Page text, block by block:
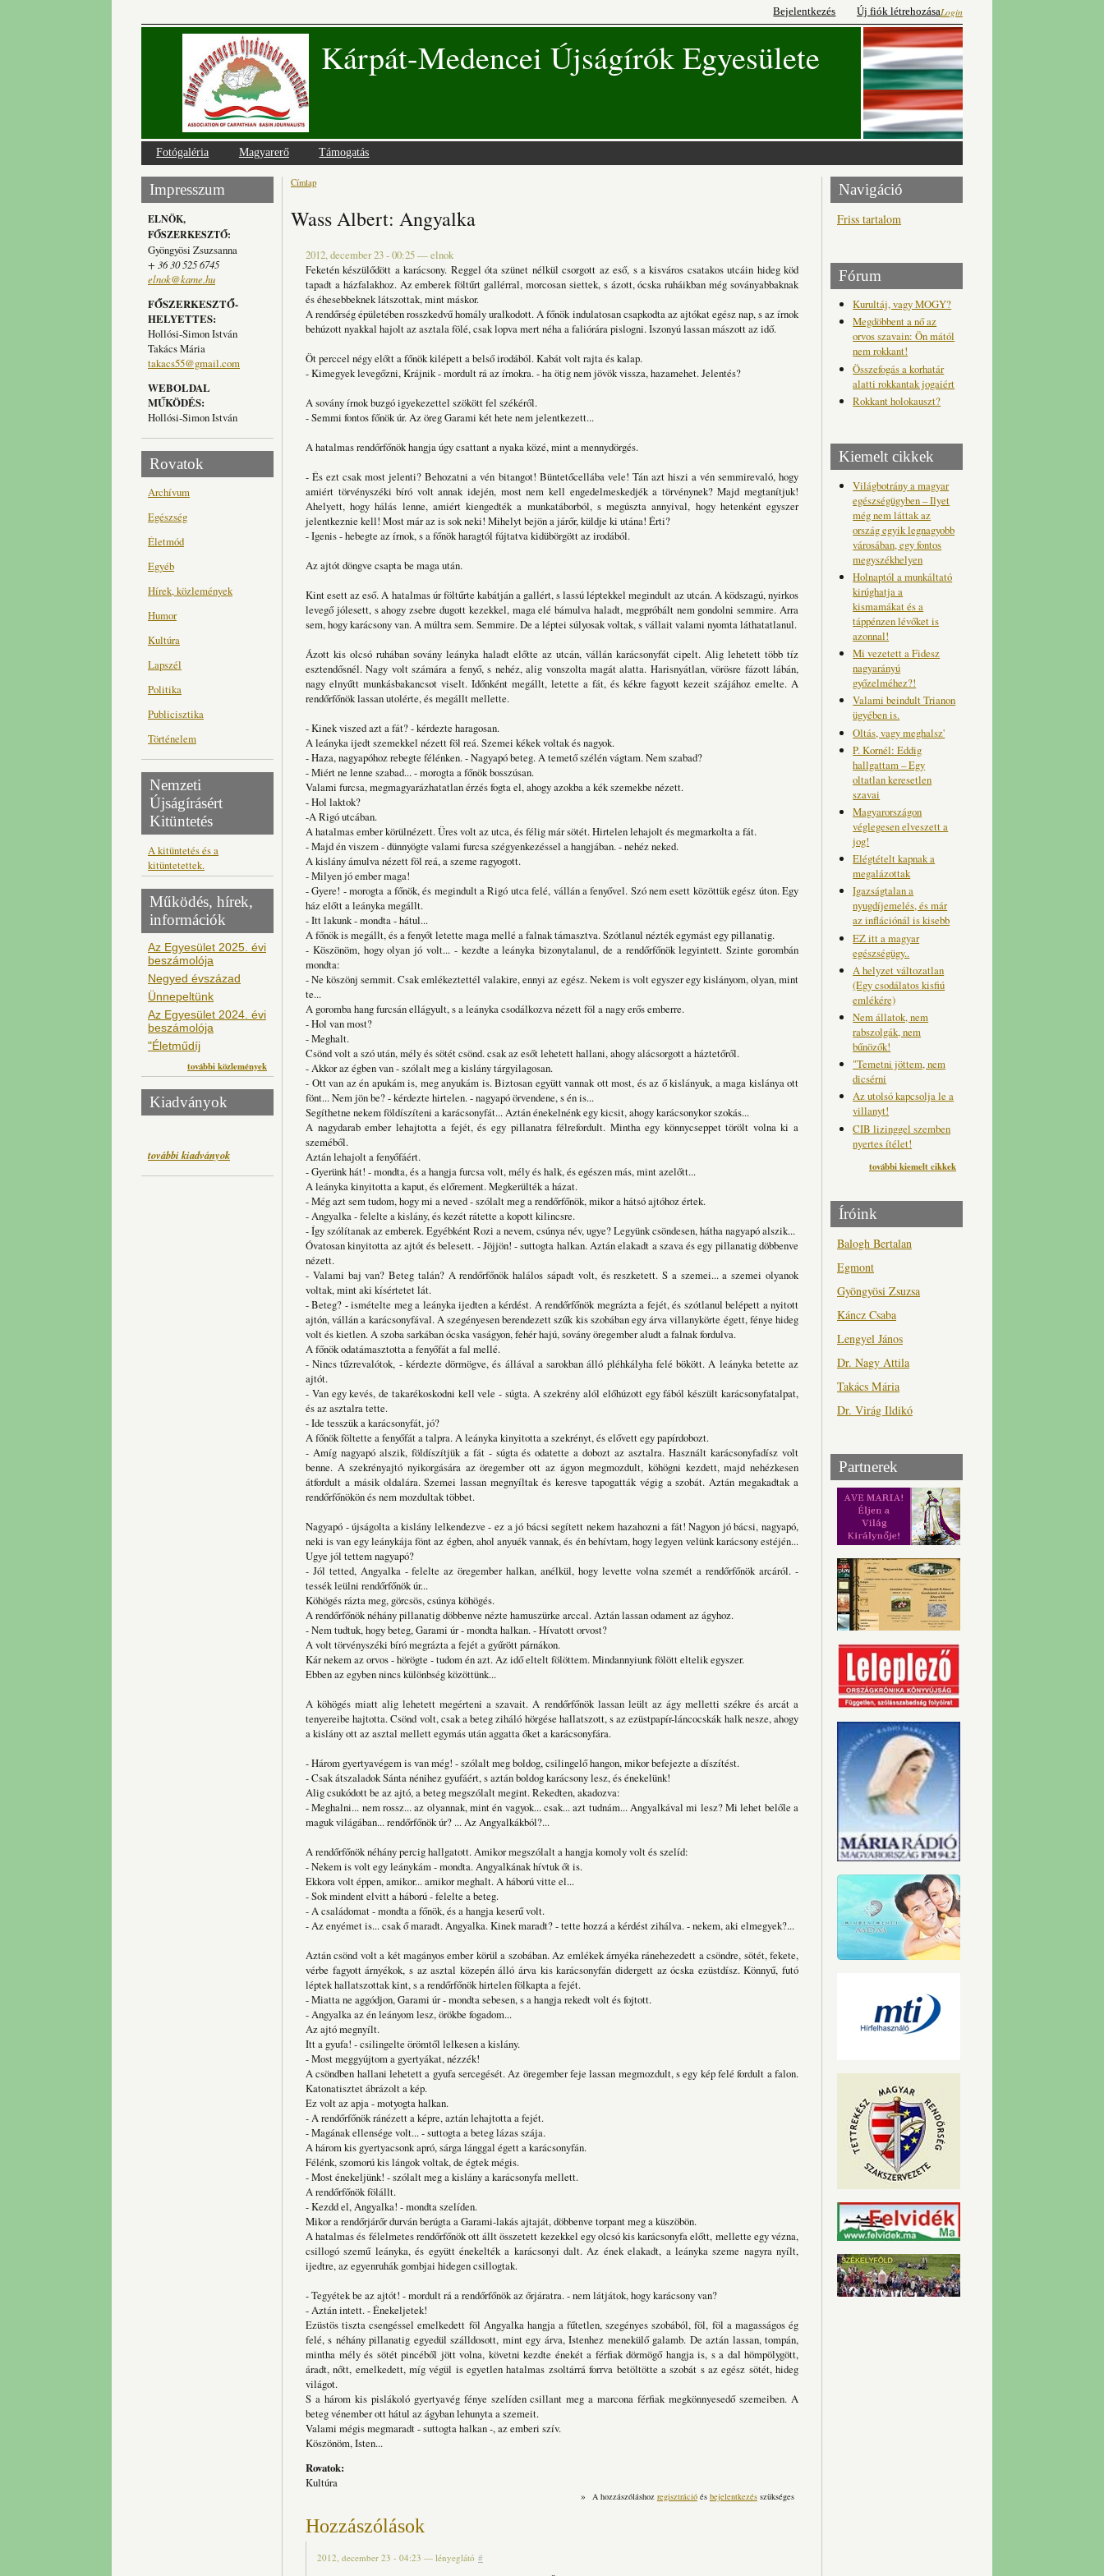
Login
Bejelentkezés Új fiók létrehozása
Kárpát-Medencei Újságírók Egyesülete
Fotógaléria Magyarerő Támogatás
Impresszum
ELNÖK,
FŐSZERKESZTŐ:
Gyöngyösi Zsuzsanna
+ 36 30 525 6745
elnok@kame.hu
FŐSZERKESZTŐ-
HELYETTES:
Hollósi-Simon István
Takács Mária
takacs55@gmail.com
WEBOLDAL
MŰKÖDÉS:
Hollósi-Simon István
Rovatok
Archívum
Egészség
Életmód
Egyéb
Hírek, közlemények
Humor
Kultúra
Lapszél
Politika
Publicisztika
Történelem
Nemzeti
Újságírásért
Kitüntetés
A kitüntetés és a
kitüntetettek.
Működés, hírek,
információk
Az Egyesület 2025. évi
beszámolója
Negyed évszázad
Ünnepeltünk
Az Egyesület 2024. évi
beszámolója
"Életműdíj
további közlemények
Kiadványok
további kiadványok
Jelenlegi hely
Címlap
Wass Albert: Angyalka
2012, december 23 - 00:25—elnok
Feketén készülődött a karácsony. Reggel óta szünet nélkül csorgott az eső, s a kisváros csatakos utcáin hideg köd
tapadt a házfalakhoz. Az emberek föltűrt gallérral, morcosan siettek, s ázott, ócska ruháikban még soványabbaknak
és éhesebbeknek látszottak, mint máskor.
A rendőrség épületében rosszkedvű homály uralkodott. A főnök indulatosan csapkodta az ajtókat egész nap, s az írnok
behúzott nyakkal hajolt az asztala fölé, csak lopva mert néha a faliórára pislogni. Iszonyú lassan mászott az idő.
Öt perccel négy előtt a főnök kilépett a belső irodából. Kabát volt rajta és kalap.
- Kimegyek levegőzni, Krájnik - mordult rá az írnokra. - ha ötig nem jövök vissza, hazamehet. Jelentés?
A sovány írnok buzgó igyekezettel szökött fel székéről.
- Semmi fontos főnök úr. Az öreg Garami két hete nem jelentkezett...
A hatalmas rendőrfőnök hangja úgy csattant a nyaka közé, mint a mennydörgés.
- És ezt csak most jelenti? Behozatni a vén bitangot! Büntetőcellába vele! Tán azt hiszi a vén semmirevaló, hogy
amiért törvényszéki bíró volt annak idején, most nem kell engedelmeskedjék a törvénynek? Majd megtanítjuk!
Ahelyett, hogy hálás lenne, amiért kiengedték a munkatáborból, s megúszta annyival, hogy hetenként egyszer
jelentkeznie kell! Most már az is sok neki! Mihelyt bejön a járőr, küldje ki utána! Érti?
- Igenis - hebegte az írnok, s a főnök haragtól fújtatva kidübörgött az irodából.
Az ajtót döngve csapta be maga után.
Kint esett az eső. A hatalmas úr föltűrte kabátján a gallért, s lassú léptekkel megindult az utcán. A ködszagú, nyirkos
levegő jólesett, s ahogy zsebre dugott kezekkel, maga elé bámulva haladt, megpróbált nem gondolni semmire. Arra
sem, hogy karácsony van. A múltra sem. Semmire. De a léptei súlyosak voltak, s vállait valami nyomta láthatatlanul.
Ázott kis olcsó ruhában sovány leányka haladt előtte az utcán, vállán karácsonyfát cipelt. Alig lehetett több tíz
esztendősnél. Nagy volt számára a fenyő, s nehéz, alig vonszolta magát alatta. Harisnyátlan, vörösre fázott lábán,
nagy elnyűtt munkásbakancsot viselt. Időnként megállt, letette a fát, és kékre fagyott kezeit szájához emelte. A
rendőrfőnök lassan utolérte, és megállt mellette.
- Kinek viszed azt a fát? - kérdezte haragosan.
A leányka ijedt szemekkel nézett föl reá. Szemei kékek voltak és nagyok.
- Haza, nagyapóhoz rebegte félénken. - Nagyapó beteg. A temető szélén vágtam. Nem szabad?
- Miért ne lenne szabad... - morogta a főnök bosszúsan.
Valami furcsa, megmagyarázhatatlan érzés fogta el, ahogy azokba a kék szemekbe nézett.
- Hol laktok?
-A Rigó utcában.
A hatalmas ember körülnézett. Üres volt az utca, és félig már sötét. Hirtelen lehajolt és megmarkolta a fát.
- Majd én viszem - dünnyögte valami furcsa szégyenkezéssel a hangjában. - nehéz neked.
A kislány ámulva nézett föl reá, a szeme ragyogott.
- Milyen jó ember maga!
- Gyere! - morogta a főnök, és megindult a Rigó utca felé, vállán a fenyővel. Szó nem esett közöttük egész úton. Egy
ház előtt a leányka megállt.
- Itt lakunk - mondta - hátul...
A főnök is megállt, és a fenyőt letette maga mellé a falnak támasztva. Szótlanul nézték egymást egy pillanatig.
- Köszönöm, hogy olyan jó volt... - kezdte a leányka bizonytalanul, de a rendőrfőnök legyintett. Szinte gorombán
mondta:
- Ne köszönj semmit. Csak emlékeztettél valakire, ennyi az egész. Nekem is volt egyszer egy kislányom, olyan, mint
te...
A goromba hang furcsán ellágyult, s a leányka csodálkozva nézett föl a nagy erős emberre.
- Hol van most?
- Meghalt.
Csönd volt a szó után, mély és sötét csönd. csak az esőt lehetett hallani, ahogy alácsorgott a háztetőről.
- Akkor az égben van - szólalt meg a kislány tárgyilagosan.
- Ott van az én apukám is, meg anyukám is. Biztosan együtt vannak ott most, és az ő kislányuk, a maga kislánya ott
fönt... Nem jön be? - kérdezte hirtelen. - nagyapó örvendene, s én is...
Segíthetne nekem földíszíteni a karácsonyfát... Aztán énekelnénk egy kicsit, ahogy karácsonykor szokás...
A nagydarab ember lehajtotta a fejét, és egy pillanatra félrefordult. Mintha egy könnycseppet törölt volna ki a
szeméből.
Aztán lehajolt a fenyőfáért.
- Gyerünk hát! - mondta, és a hangja furcsa volt, mély és halk, és egészen más, mint azelőtt...
A leányka kinyitotta a kaput, és előrement. Megkerülték a házat.
- Még azt sem tudom, hogy mi a neved - szólalt meg a rendőrfőnök, mikor a hátsó ajtóhoz értek.
- Angyalka - felelte a kislány, és kezét rátette a kopott kilincsre.
- Így szólítanak az emberek. Egyébként Rozi a nevem, csúnya név, ugye? Legyünk csöndesen, hátha nagyapó alszik...
Óvatosan kinyitotta az ajtót és belesett. - Jöjjön! - suttogta halkan. Aztán elakadt a szava és egy pillanatig döbbenve
nézett.
- Valami baj van? Beteg talán? A rendőrfőnök halálos sápadt volt, és reszketett. S a szemei... a szemei olyanok
voltak, mint aki kísértetet lát.
- Beteg? - ismételte meg a leányka ijedten a kérdést. A rendőrfőnök megrázta a fejét, és szótlanul belépett a nyitott
ajtón, vállán a karácsonyfával. A szegényesen berendezett szűk kis szobában egy árva villanykörte égett, fénye hideg
volt és kietlen. A szoba sarkában ócska vaságyon, fehér hajú, sovány öregember aludt a falnak fordulva.
A főnök odatámasztotta a fenyőfát a fal mellé.
- Nincs tűzrevalótok, - kérdezte dörmögve, és állával a sarokban álló pléhkályha felé bökött. A leányka betette az
ajtót.
- Van egy kevés, de takarékoskodni kell vele - súgta. A szekrény alól előhúzott egy fából készült karácsonyfatalpat,
és az asztalra tette.
- Ide tesszük a karácsonyfát, jó?
A főnök föltette a fenyőfát a talpra. A leányka kinyitotta a szekrényt, és elővett egy papírdobozt.
- Amíg nagyapó alszik, földíszítjük a fát - súgta és odatette a dobozt az asztalra. Használt karácsonyfadísz volt
benne. A szekrényajtó nyikorgására az öregember ott az ágyon megmozdult, köhögni kezdett, majd nehézkesen
átfordult a másik oldalára. Szemei lassan megnyíltak és keresve tapogatták végig a szobát. Aztán megakadtak a
rendőrfőnökön és nem mozdultak többet.
Nagyapó - újságolta a kislány lelkendezve - ez a jó bácsi segített nekem hazahozni a fát! Nagyon jó bácsi, nagyapó,
neki is van egy leánykája fönt az égben, ahol anyuék vannak, és én behívtam, hogy legyen velünk karácsony estéjén...
Ugye jól tettem nagyapó?
- Jól tetted, Angyalka - felelte az öregember halkan, anélkül, hogy levette volna szemét a rendőrfőnök arcáról. -
tessék leülni rendőrfőnök úr...
Köhögés rázta meg, görcsös, csúnya köhögés.
A rendőrfőnök néhány pillanatig döbbenve nézte hamuszürke arccal. Aztán lassan odament az ágyhoz.
- Nem tudtuk, hogy beteg, Garami úr - mondta halkan. - Hívatott orvost?
A volt törvényszéki bíró megrázta a fejét a gyűrött párnákon.
Kár nekem az orvos - hörögte - tudom én azt. Az idő eltelt fölöttem. Mindannyiunk fölött eltelik egyszer.
Ebben az egyben nincs különbség közöttünk...
A köhögés miatt alig lehetett megérteni a szavait. A rendőrfőnök lassan leült az ágy melletti székre és arcát a
tenyereibe hajtotta. Csönd volt, csak a beteg ziháló hörgése hallatszott, s az ezüstpapír-láncocskák halk nesze, ahogy
a kislány ott az asztal mellett egymás után aggatta őket a karácsonyfára.
- Három gyertyavégem is van még! - szólalt meg boldog, csilingelő hangon, mikor befejezte a díszítést.
- Csak átszaladok Sánta nénihez gyufáért, s aztán boldog karácsony lesz, és énekelünk!
Alig csukódott be az ajtó, a beteg megszólalt megint. Rekedten, akadozva:
- Meghalni... nem rossz... az olyannak, mint én vagyok... csak... azt tudnám... Angyalkával mi lesz? Mi lehet belőle a
maguk világában... rendőrfőnök úr? ... Az Angyalkákból?...
A rendőrfőnök néhány percig hallgatott. Amikor megszólalt a hangja komoly volt és szelíd:
- Nekem is volt egy leánykám - mondta. Angyalkának hívtuk őt is.
Ekkora volt éppen, amikor... amikor meghalt. A háború vitte el...
- Sok mindent elvitt a háború - felelte a beteg.
- A családomat - mondta a főnök, és a hangja keserű volt.
- Az enyémet is... csak ő maradt. Angyalka. Kinek maradt? - tette hozzá a kérdést zihálva. - nekem, aki elmegyek?...
Aztán csönd volt a két magányos ember körül a szobában. Az emlékek árnyéka ránehezedett a csöndre, sötét, fekete,
vérbe fagyott árnyékok, s az asztal közepén álló árva kis karácsonyfán didergett az ócska ezüstdísz. Könnyű, futó
léptek hallatszottak kint, s a rendőrfőnök hirtelen fölkapta a fejét.
- Miatta ne aggódjon, Garami úr - mondta sebesen, s a hangja rekedt volt és fojtott.
- Angyalka az én leányom lesz, örökbe fogadom...
Az ajtó megnyílt.
Itt a gyufa! - csilingelte örömtől lelkesen a kislány.
- Most meggyújtom a gyertyákat, nézzék!
A csöndben hallani lehetett a gyufa sercegését. Az öregember feje lassan megmozdult, s egy kép felé fordult a falon.
Katonatisztet ábrázolt a kép.
Ez volt az apja - motyogta halkan.
- A rendőrfőnök ránézett a képre, aztán lehajtotta a fejét.
- Magának ellensége volt... - suttogta a beteg lázas szája.
A három kis gyertyacsonk apró, sárga lánggal égett a karácsonyfán.
Félénk, szomorú kis lángok voltak, de égtek mégis.
- Most énekeljünk! - szólalt meg a kislány a karácsonyfa mellett.
A rendőrfőnök fölállt.
- Kezdd el, Angyalka! - mondta szelíden.
Mikor a rendőrjárőr durván berúgta a Garami-lakás ajtaját, döbbenve torpant meg a küszöbön.
A hatalmas és félelmetes rendőrfőnök ott állt összetett kezekkel egy olcsó kis karácsonyfa előtt, mellette egy vézna,
csillogó szemű leányka, és együtt énekelték a karácsonyi dalt. Az ének elakadt, a leányka szeme nagyra nyílt,
ijedtre, az egyenruhák gombjai hidegen csillogtak.
- Tegyétek be az ajtót! - mordult rá a rendőrfőnök az őrjáratra. - nem látjátok, hogy karácsony van?
- Aztán intett. - Énekeljetek!
Ezüstös tiszta csengéssel emelkedett föl Angyalka hangja a fűtetlen, szegényes szobából, föl, föl a magasságos ég
felé, s néhány pillanatig egyedül szálldosott, mint egy árva, Istenhez menekülő galamb. De aztán lassan, tompán,
mintha mély és sötét pincéből jött volna, követni kezdte énekét a férfiak dörmögő hangja is, s a dal hömpölygött,
áradt, nőtt, emelkedett, míg végül is egyetlen hatalmas zsoltárrá forrva betöltötte a szobát s az egész sötét, hideg
világot.
S a három kis pislákoló gyertyavég fénye szelíden csillant meg a marcona férfiak megkönnyesedő szemeiben. A
beteg vénember ott hátul az ágyban lehunyta a szemeit.
Valami mégis megmaradt - suttogta halkan -, az emberi szív.
Köszönöm, Isten...
Rovatok:
Kultúra
» A hozzászóláshoz regisztrációés bejelentkezésszükséges
Hozzászólások
2012, december 23 - 04:23 — lényeglátó #
Navigáció
Friss tartalom
Fórum
Kurultáj, vagy MOGY?
Megdöbbent a nő az
orvos szavain: Ön mától
nem rokkant!
Összefogás a korhatár
alatti rokkantak jogaiért
Rokkant holokauszt?
Kiemelt cikkek
Világbotrány a magyar
egészségügyben – Ilyet
még nem láttak az
ország egyik legnagyobb
városában, egy fontos
megyszékhelyen
Holnaptól a munkáltató
kirúghatja a
kismamákat és a
táppénzen lévőket is
azonnal!
Mi vezetett a Fidesz
nagyarányú
győzelméhez?!
Valami beindult Trianon
ügyében is.
Oltás, vagy meghalsz'
P. Kornél: Eddig
hallgattam – Egy
oltatlan keresetlen
szavai
Magyarországon
véglegesen elveszett a
jog!
Elégtételt kapnak a
megalázottak
Igazságtalan a
nyugdíjemelés, és már
az inflációnál is kisebb
EZ itt a magyar
egészségügy..
A helyzet változatlan
(Egy csodálatos kisfiú
emlékére)
Nem állatok, nem
rabszolgák, nem
bűnözők!
"Temetni jöttem, nem
dicsérni
Az utolsó kapcsolja le a
villanyt!
CIB lizinggel szemben
nyertes ítélet!
további kiemelt cikkek
Íróink
Balogh Bertalan
Egmont
Gyöngyösi Zsuzsa
Káncz Csaba
Lengyel János
Dr. Nagy Attila
Takács Mária
Dr. Virág Ildikó
Partnerek